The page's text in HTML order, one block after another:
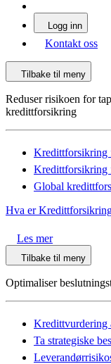
Logg inn
Kontakt oss
Tilbake til meny
Reduser risikoen for
kredittforsikring
Kredittforsikring
Kredittforsikring
Global
Hva er
Les mer
Tilbake til meny
Optimaliser
Kredittvurdering
Ta strategiske